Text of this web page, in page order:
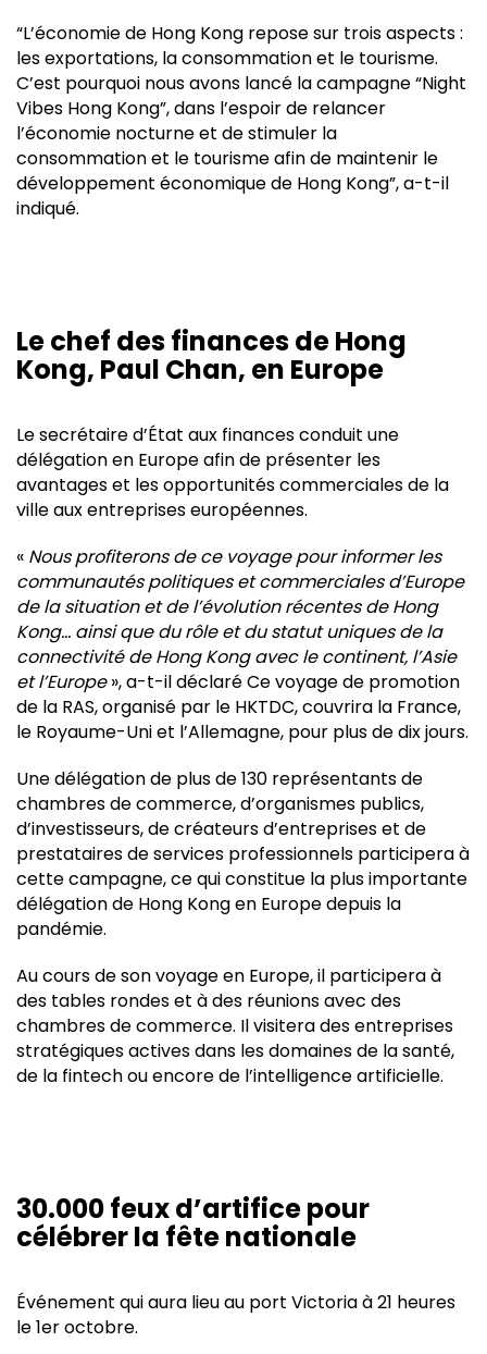
“L’économie de Hong Kong repose sur trois aspects :
les exportations, la consommation et le tourisme.
C’est pourquoi nous avons lancé la campagne “Night
Vibes Hong Kong”, dans l’espoir de relancer
l’économie nocturne et de stimuler la
consommation et le tourisme afin de maintenir le
développement économique de Hong Kong”, a-t-il
indiqué.
Le chef des finances de Hong
Kong, Paul Chan, en Europe
Le secrétaire d’État aux finances conduit une
délégation en Europe afin de présenter les
avantages et les opportunités commerciales de la
ville aux entreprises européennes.
« Nous profiterons de ce voyage pour informer les
communautés politiques et commerciales d’Europe
de la situation et de l’évolution récentes de Hong
Kong… ainsi que du rôle et du statut uniques de la
connectivité de Hong Kong avec le continent, l’Asie
et l’Europe», a-t-il déclaré Ce voyage de promotion
de la RAS, organisé par le HKTDC, couvrira la France,
le Royaume-Uni et l’Allemagne, pour plus de dix jours.
Une délégation de plus de 130 représentants de
chambres de commerce, d’organismes publics,
d’investisseurs, de créateurs d’entreprises et de
prestataires de services professionnels participera à
cette campagne, ce qui constitue la plus importante
délégation de Hong Kong en Europe depuis la
pandémie.
Au cours de son voyage en Europe, il participera à
des tables rondes et à des réunions avec des
chambres de commerce. Il visitera des entreprises
stratégiques actives dans les domaines de la santé,
de la fintech ou encore de l’intelligence artificielle.
30.000 feux d’artifice pour
célébrer la fête nationale
Événement qui aura lieu au port Victoria à 21 heures
le 1er octobre.